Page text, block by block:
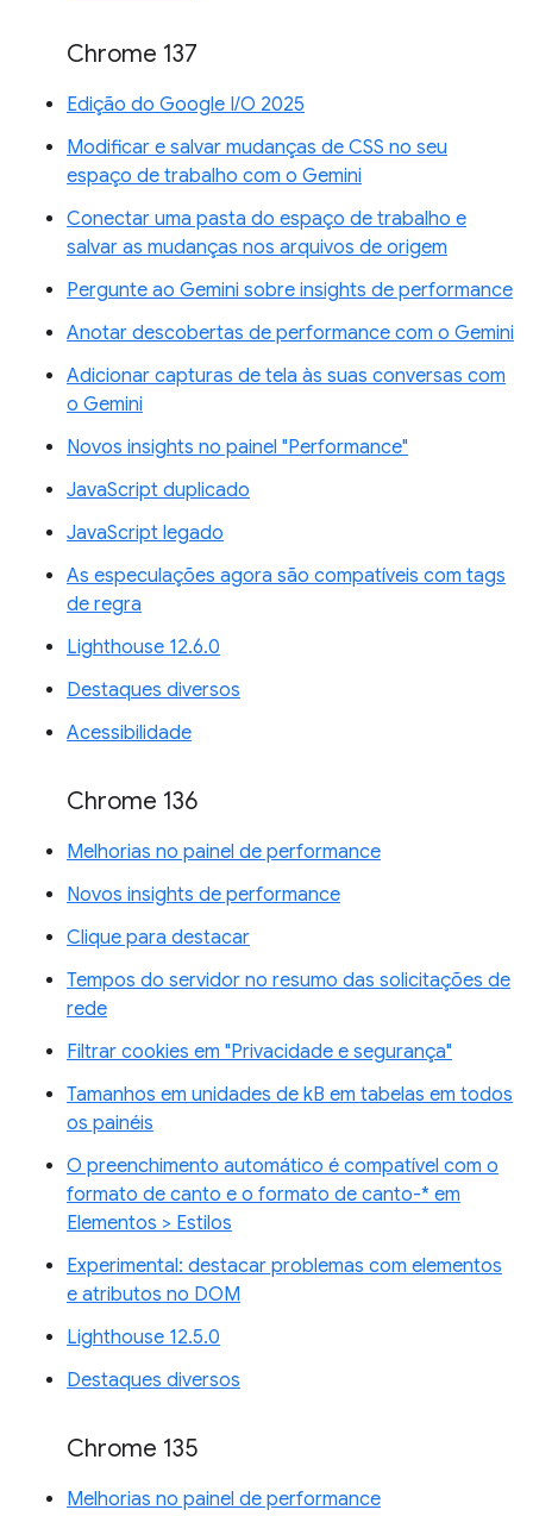
Chrome 137
Edição do Google I/O 2025
Modificar e salvar mudanças de CSS no seu
espaço de trabalho com o Gemini
Conectar uma pasta do espaço de trabalho e
salvar as mudanças nos arquivos de origem
Pergunte ao Gemini sobre insights de performance
Anotar descobertas de performance com o Gemini
Adicionar capturas de tela às suas conversas com
o Gemini
Novos insights no painel "Performance"
JavaScript duplicado
JavaScript legado
As especulações agora são compatíveis com tags
de regra
Lighthouse 12.6.0
Destaques diversos
Acessibilidade
Chrome 136
Melhorias no painel de performance
Novos insights de performance
Clique para destacar
Tempos do servidor no resumo das solicitações de
rede
Filtrar cookies em "Privacidade e segurança"
Tamanhos em unidades de kB em tabelas em todos
os painéis
O preenchimento automático é compatível com o
formato de canto e o formato de canto-* em
Elementos > Estilos
Experimental: destacar problemas com elementos
e atributos no DOM
Lighthouse 12.5.0
Destaques diversos
Chrome 135
Melhorias no painel de performance